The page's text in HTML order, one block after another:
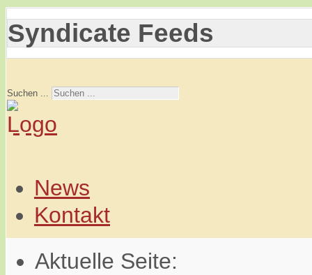
Syndicate Feeds
Suchen ...
News
Kontakt
Aktuelle Seite: